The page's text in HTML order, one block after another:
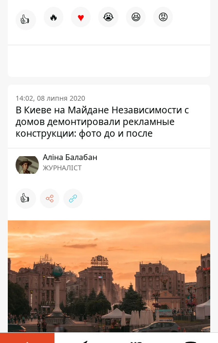
👍 🔥 ♥ 😭 😆 😡
14:02, 08 липня 2020
В Киеве на Майдане Независимости с
домов демонтировали рекламные
конструкции: фото до и после
Аліна Балабан
ЖУРНАЛІСТ
👍